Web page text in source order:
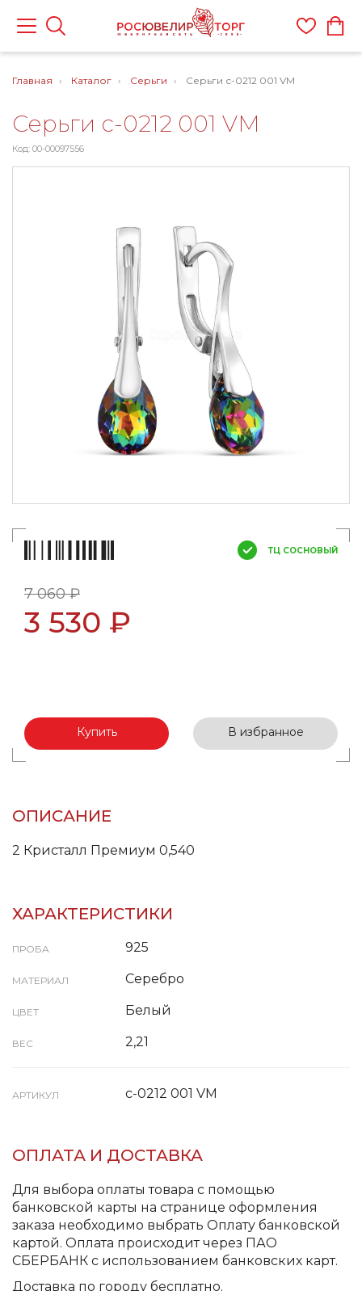
Главная Каталог Серьги Серьги с-0212 001 VM
Серьги с-0212 001 VM
Код: 00-00097556
ТЦ СОСНОВЫЙ
7 060 ₽
3 530 ₽
Купить В избранное
ОПИСАНИЕ
2 Кристалл Премиум 0,540
ХАРАКТЕРИСТИКИ
ПРОБА 925
МАТЕРИАЛ Серебро
ЦВЕТ Белый
ВЕС 2,21
АРТИКУЛ с-0212 001 VM
ОПЛАТА И ДОСТАВКА
Для выбора оплаты товара с помощью
банковской карты на странице оформления
заказа необходимо выбрать Оплату банковской
картой. Оплата происходит через ПАО
СБЕРБАНК с использованием банковских карт.
Доставка по городу бесплатно.